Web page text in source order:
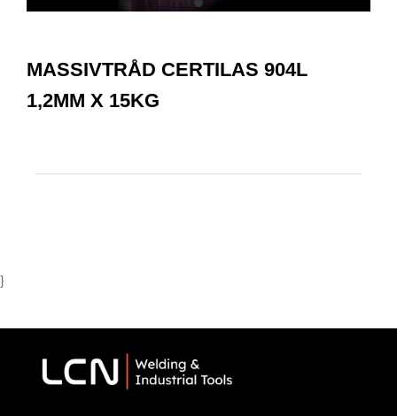
item
of
1
MASSIVTRÅD CERTILAS 904L
1,2MM X 15KG
}